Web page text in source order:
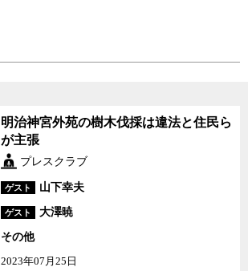
明治神宮外苑の樹木伐採は違法と住民ら
が主張
プレスクラブ
ゲスト 山下幸夫
ゲスト 大澤暁
その他
2023年07月25日